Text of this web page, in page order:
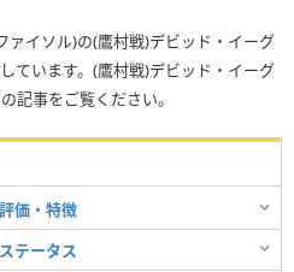
ァイソル)の(鷹村戦)デビッド・イーグ
ています。(鷹村戦)デビッド・イーグ
記事をご覧ください。
価・特徴
テータス